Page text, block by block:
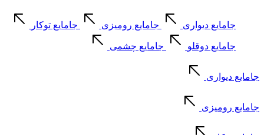
جامایع دیواری جامایع رومیزی جامایع توکار
جامایع دوقلو جامایع چشمی
جامایع دیواری
جامایع رومیزی